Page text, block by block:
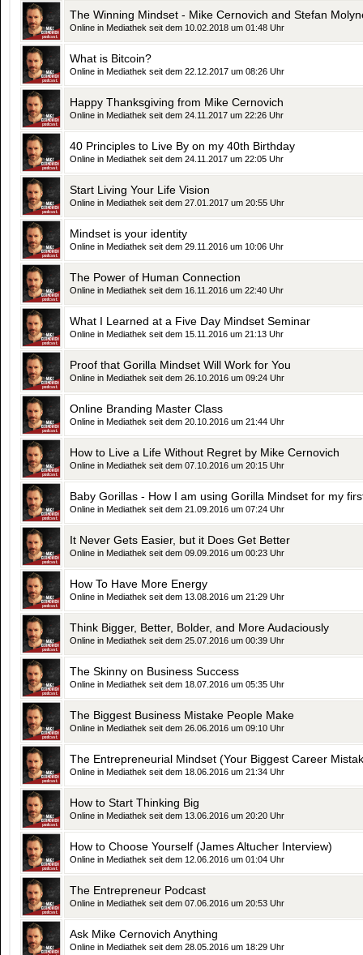
The Winning Mindset - Mike Cernovich and Stefan
Online in Mediathek seit dem 10.02.2018 um 01:48 Uhr
What is Bitcoin?
Online in Mediathek seit dem 22.12.2017 um 08:26 Uhr
Happy Thanksgiving from Mike Cernovich
Online in Mediathek seit dem 24.11.2017 um 22:26 Uhr
40 Principles to Live By on my 40th Birthday
Online in Mediathek seit dem 24.11.2017 um 22:05 Uhr
Start Living Your Life Vision
Online in Mediathek seit dem 27.01.2017 um 20:55 Uhr
Mindset is your identity
Online in Mediathek seit dem 29.11.2016 um 10:06 Uhr
The Power of Human Connection
Online in Mediathek seit dem 16.11.2016 um 22:40 Uhr
What I Learned at a Five Day Mindset Seminar
Online in Mediathek seit dem 15.11.2016 um 21:13 Uhr
Proof that Gorilla Mindset Will Work for You
Online in Mediathek seit dem 26.10.2016 um 09:24 Uhr
Online Branding Master Class
Online in Mediathek seit dem 20.10.2016 um 21:44 Uhr
How to Live a Life Without Regret by Mike Cernovich
Online in Mediathek seit dem 07.10.2016 um 20:15 Uhr
Baby Gorillas - How I am using Gorilla Mindset for my
Online in Mediathek seit dem 21.09.2016 um 07:24 Uhr
It Never Gets Easier, but it Does Get Better
Online in Mediathek seit dem 09.09.2016 um 00:23 Uhr
How To Have More Energy
Online in Mediathek seit dem 13.08.2016 um 21:29 Uhr
Think Bigger, Better, Bolder, and More Audaciously
Online in Mediathek seit dem 25.07.2016 um 00:39 Uhr
The Skinny on Business Success
Online in Mediathek seit dem 18.07.2016 um 05:35 Uhr
The Biggest Business Mistake People Make
Online in Mediathek seit dem 26.06.2016 um 09:10 Uhr
The Entrepreneurial Mindset (Your Biggest Career
Online in Mediathek seit dem 18.06.2016 um 21:34 Uhr
How to Start Thinking Big
Online in Mediathek seit dem 13.06.2016 um 20:20 Uhr
How to Choose Yourself (James Altucher Interview)
Online in Mediathek seit dem 12.06.2016 um 01:04 Uhr
The Entrepreneur Podcast
Online in Mediathek seit dem 07.06.2016 um 20:53 Uhr
Ask Mike Cernovich Anything
Online in Mediathek seit dem 28.05.2016 um 18:29 Uhr